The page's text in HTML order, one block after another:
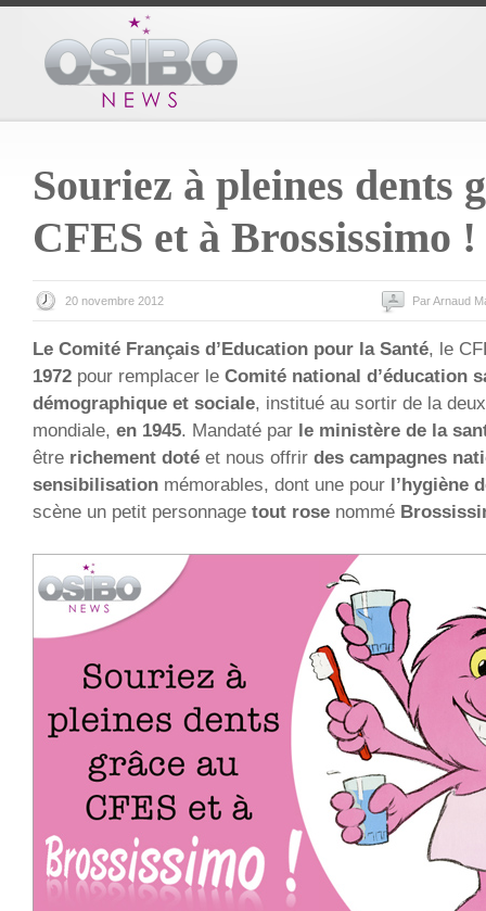
Souriez à pleines dents
CFES et à Brossissimo !
20 novembre 2012 Par Arnaud
Le Comité Français d’Education pour la Santé, le
1972 pour remplacer le Comité national d’éducation
démographique et sociale, institué au sortir de la
mondiale, en 1945. Mandaté par le ministère de la
être richement doté et nous offrir des campagnes
sensibilisation mémorables, dont une pour l’hygiène
scène un petit personnage tout rose nommé